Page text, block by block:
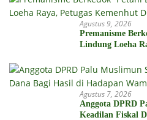
Agustus 9, 2026
Premanisme
Lindung Loeha
Agustus 7, 2026
Anggota DPRD
Keadilan Fiskal